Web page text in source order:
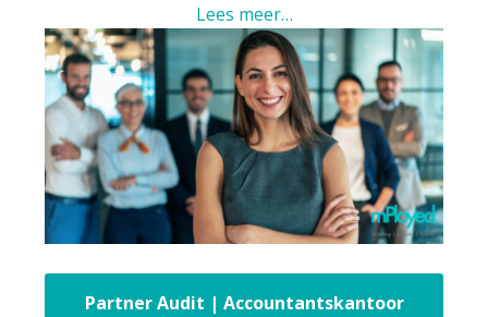
Lees meer…
Partner Audit | Accountantskantoor